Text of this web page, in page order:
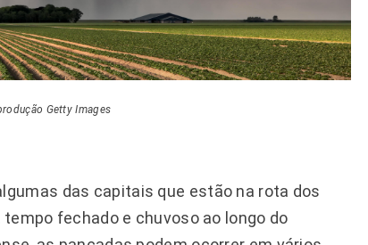
Getty Images
das capitais que estão na rota dos
fechado e chuvoso ao longo do